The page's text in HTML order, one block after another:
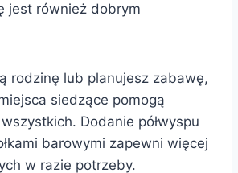
jest również dobrym
rodzinę lub planujesz zabawę,
siedzące pomogą
Dodanie półwyspu
barowymi zapewni więcej
w razie potrzeby.